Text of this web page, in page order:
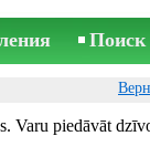
Поиск
Varu piedāvāt